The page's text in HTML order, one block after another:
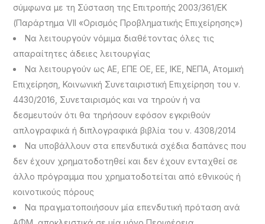
σύμφωνα με τη Σύσταση της Επιτροπής 2003/361/ΕΚ
(Παράρτημα VII «Ορισμός Προβληματικής Επιχείρησης»)
Να λειτουργούν νόμιμα διαθέτοντας όλες τις
απαραίτητες άδειες λειτουργίας
Να λειτουργούν ως ΑΕ, ΕΠΕ ΟΕ, ΕΕ, ΙΚΕ, ΝΕΠΑ, Ατομική
Επιχείρηση, Κοινωνική Συνεταιριστική Επιχείρηση του ν.
4430/2016, Συνεταιρισμός και να τηρούν ή να
δεσμευτούν ότι θα τηρήσουν εφόσον εγκριθούν
απλογραφικά ή διπλογραφικά βιβλία του ν. 4308/2014
Να υποβάλλουν στα επενδυτικά σχέδια δαπάνες που
δεν έχουν χρηματοδοτηθεί και δεν έχουν ενταχθεί σε
άλλο πρόγραμμα που χρηματοδοτείται από εθνικούς ή
κοινοτικούς πόρους
Να πραγματοποιήσουν μία επενδυτική πρόταση ανά